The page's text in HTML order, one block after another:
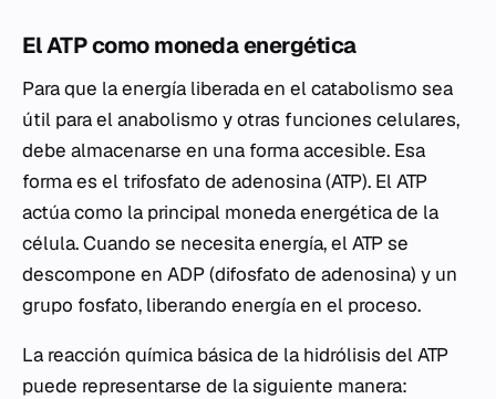
El ATP como moneda energética
Para que la energía liberada en el catabolismo sea
útil para el anabolismo y otras funciones celulares,
debe almacenarse en una forma accesible. Esa
forma es el trifosfato de adenosina (ATP). El ATP
actúa como la principal moneda energética de la
célula. Cuando se necesita energía, el ATP se
descompone en ADP (difosfato de adenosina) y un
grupo fosfato, liberando energía en el proceso.
La reacción química básica de la hidrólisis del ATP
puede representarse de la siguiente manera: